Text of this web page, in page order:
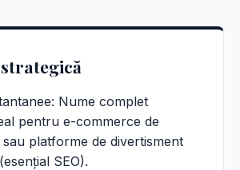
Nume complet
pentru e-commerce de
platforme de divertisment
SEO).